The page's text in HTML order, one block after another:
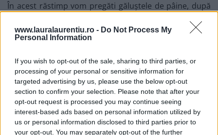
www.lauralaurentiu.ro - Do Not Process My
Personal Information
If you wish to opt-out of the sale, sharing to third parties, or
processing of your personal or sensitive information for
targeted advertising by us, please use the below opt-out
section to confirm your selection. Please note that after your
opt-out request is processed you may continue seeing
interest-based ads based on personal information utilized by
us or personal information disclosed to third parties prior to
your opt-out. You may separately opt-out of the further
În acest răstimp vom pregăti găluștele de pâine, după